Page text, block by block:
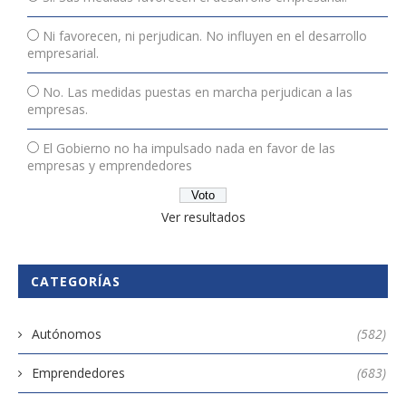
Ni favorecen, ni perjudican. No influyen en el desarrollo
empresarial.
No. Las medidas puestas en marcha perjudican a las
empresas.
El Gobierno no ha impulsado nada en favor de las
empresas y emprendedores
Ver resultados
CATEGORÍAS
Autónomos (582)
Emprendedores (683)